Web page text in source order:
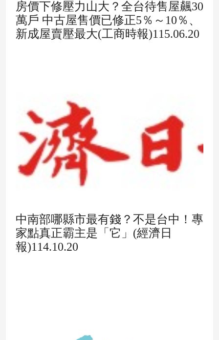
房價下修壓力山大？全台待售屋飆30
萬戶 中古屋售價已修正5％～10％、
新成屋賣壓最大(工商時報)115.06.20
中南部哪縣市最有錢？不是台中！專
家點真正霸主是「它」(經濟日
報)114.10.20